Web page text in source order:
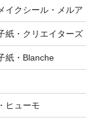
イクシール・メルア
紙・クリエイターズ
紙・Blanche
ヒューモ